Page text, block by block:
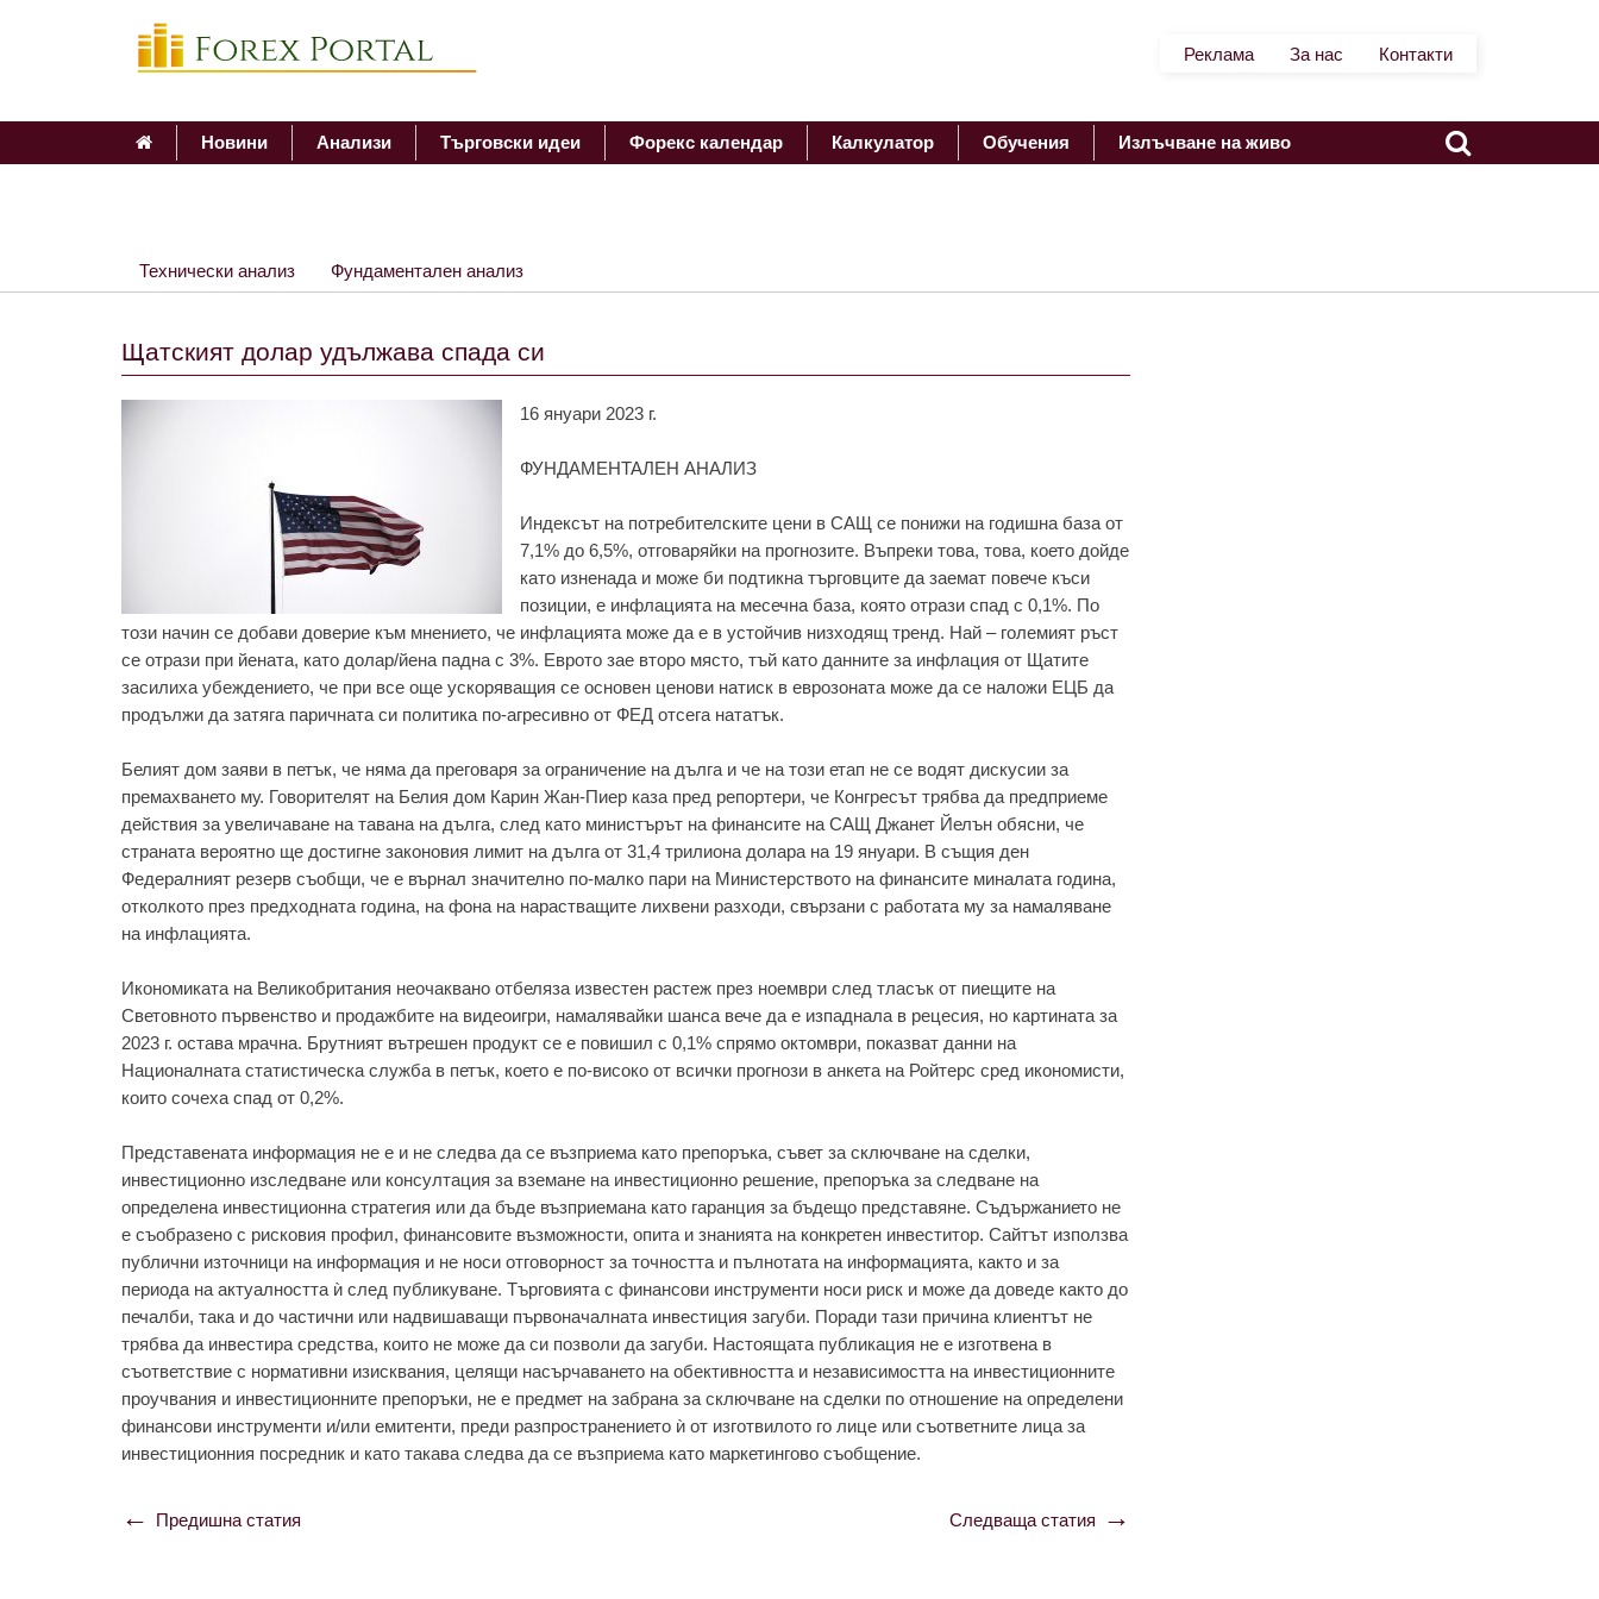
Реклама За нас Контакти
Новини Анализи Търговски идеи Форекс календар Калкулатор Обучения Излъчване на живо
Технически анализ Фундаментален анализ
Щатският долар удължава спада си
16 януари 2023 г.
ФУНДАМЕНТАЛЕН АНАЛИЗ
Индексът на потребителските цени в САЩ се понижи на годишна база от
7,1% до 6,5%, отговаряйки на прогнозите. Въпреки това, това, което дойде
като изненада и може би подтикна търговците да заемат повече къси
позиции, е инфлацията на месечна база, която отрази спад с 0,1%. По
този начин се добави доверие към мнението, че инфлацията може да е в устойчив низходящ тренд. Най – големият ръст
се отрази при йената, като долар/йена падна с 3%. Еврото зае второ място, тъй като данните за инфлация от Щатите
засилиха убеждението, че при все още ускоряващия се основен ценови натиск в еврозоната може да се наложи ЕЦБ да
продължи да затяга паричната си политика по-агресивно от ФЕД отсега нататък.
Белият дом заяви в петък, че няма да преговаря за ограничение на дълга и че на този етап не се водят дискусии за
премахването му. Говорителят на Белия дом Карин Жан-Пиер каза пред репортери, че Конгресът трябва да предприеме
действия за увеличаване на тавана на дълга, след като министърът на финансите на САЩ Джанет Йелън обясни, че
страната вероятно ще достигне законовия лимит на дълга от 31,4 трилиона долара на 19 януари. В същия ден
Федералният резерв съобщи, че е върнал значително по-малко пари на Министерството на финансите миналата година,
отколкото през предходната година, на фона на нарастващите лихвени разходи, свързани с работата му за намаляване
на инфлацията.
Икономиката на Великобритания неочаквано отбеляза известен растеж през ноември след тласък от пиещите на
Световното първенство и продажбите на видеоигри, намалявайки шанса вече да е изпаднала в рецесия, но картината за
2023 г. остава мрачна. Брутният вътрешен продукт се е повишил с 0,1% спрямо октомври, показват данни на
Националната статистическа служба в петък, което е по-високо от всички прогнози в анкета на Ройтерс сред икономисти,
които сочеха спад от 0,2%.
Представената информация не е и не следва да се възприема като препоръка, съвет за сключване на сделки,
инвестиционно изследване или консултация за вземане на инвестиционно решение, препоръка за следване на
определена инвестиционна стратегия или да бъде възприемана като гаранция за бъдещо представяне. Съдържанието не
е съобразено с рисковия профил, финансовите възможности, опита и знанията на конкретен инвеститор. Сайтът използва
публични източници на информация и не носи отговорност за точността и пълнотата на информацията, както и за
периода на актуалността ѝ след публикуване. Търговията с финансови инструменти носи риск и може да доведе както до
печалби, така и до частични или надвишаващи първоначалната инвестиция загуби. Поради тази причина клиентът не
трябва да инвестира средства, които не може да си позволи да загуби. Настоящата публикация не е изготвена в
съответствие с нормативни изисквания, целящи насърчаването на обективността и независимостта на инвестиционните
проучвания и инвестиционните препоръки, не е предмет на забрана за сключване на сделки по отношение на определени
финансови инструменти и/или емитенти, преди разпространението ѝ от изготвилото го лице или съответните лица за
инвестиционния посредник и като такава следва да се възприема като маркетингово съобщение.
Навигация
Предишна статия Следваща статия